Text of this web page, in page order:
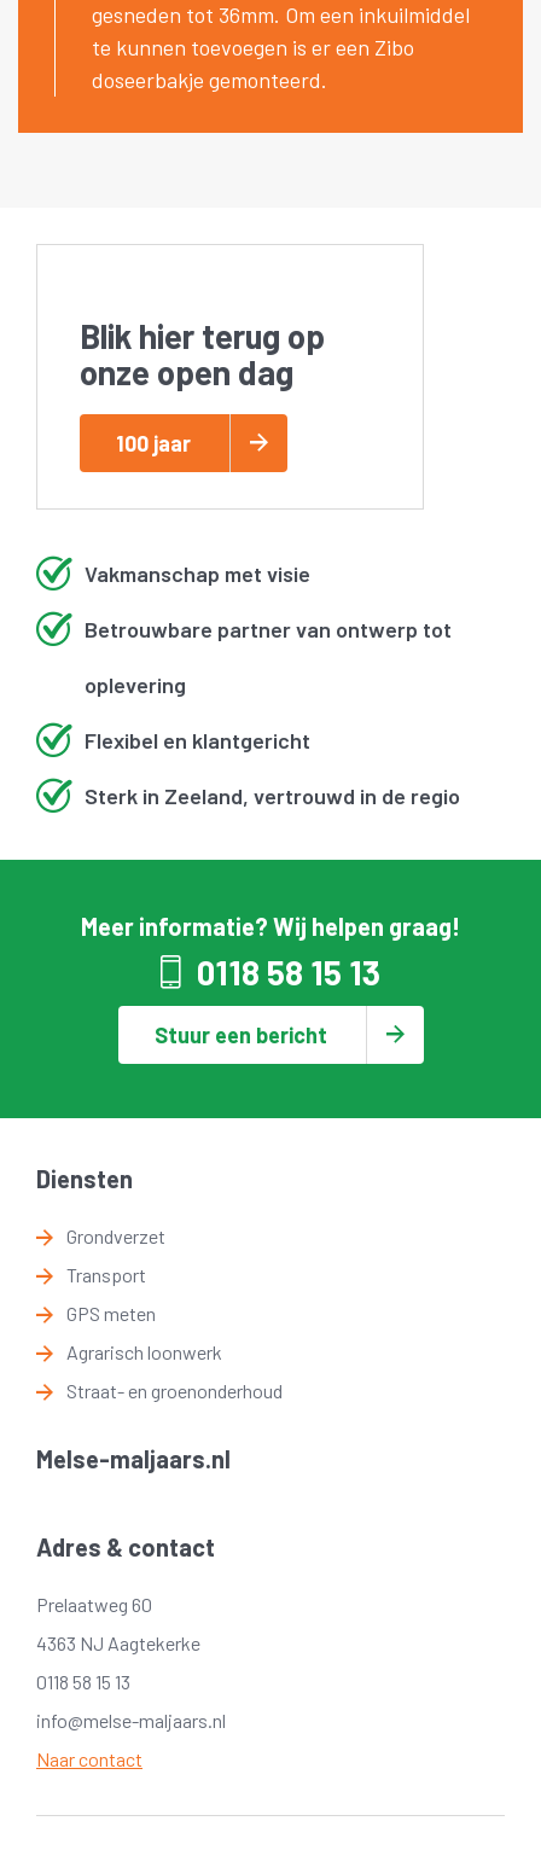
gesneden tot 36mm. Om een inkuilmiddel
te kunnen toevoegen is er een Zibo
doseerbakje gemonteerd.
Blik hier terug op
onze open dag
100 jaar
Vakmanschap met visie
Betrouwbare partner van ontwerp tot
oplevering
Flexibel en klantgericht
Sterk in Zeeland, vertrouwd in de regio
Meer informatie? Wij helpen graag!
0118 58 15 13
Stuur een bericht
Diensten
Grondverzet
Transport
GPS meten
Agrarisch loonwerk
Straat- en groenonderhoud
Melse-maljaars.nl
Adres & contact
Prelaatweg 60
4363 NJ Aagtekerke
0118 58 15 13
info@melse-maljaars.nl
Naar contact